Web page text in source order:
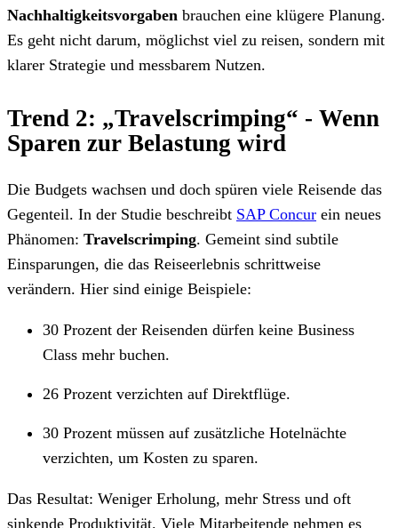
Nachhaltigkeitsvorgaben brauchen eine klügere Planung.
Es geht nicht darum, möglichst viel zu reisen, sondern mit
klarer Strategie und messbarem Nutzen.
Trend 2: „Travelscrimping“ - Wenn
Sparen zur Belastung wird
Die Budgets wachsen und doch spüren viele Reisende das
Gegenteil. In der Studie beschreibt SAP Concur ein neues
Phänomen: Travelscrimping. Gemeint sind subtile
Einsparungen, die das Reiseerlebnis schrittweise
verändern. Hier sind einige Beispiele:
30 Prozent der Reisenden dürfen keine Business
Class mehr buchen.
26 Prozent verzichten auf Direktflüge.
30 Prozent müssen auf zusätzliche Hotelnächte
verzichten, um Kosten zu sparen.
Das Resultat: Weniger Erholung, mehr Stress und oft
sinkende Produktivität. Viele Mitarbeitende nehmen es